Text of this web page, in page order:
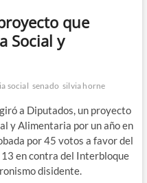
que
Social y
social senado silvia horne
a Diputados, un proyecto
y Alimentaria por un año en
por 45 votos a favor del
en contra del Interbloque
disidente.